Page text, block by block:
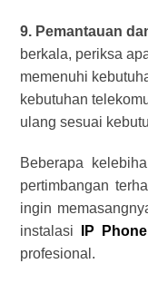
9. Pemantauan
berkala, periksa
memenuhi
kebutuhan
ulang sesuai
Beberapa
pertimbangan
ingin
instalasi
IP Phone
profesional.